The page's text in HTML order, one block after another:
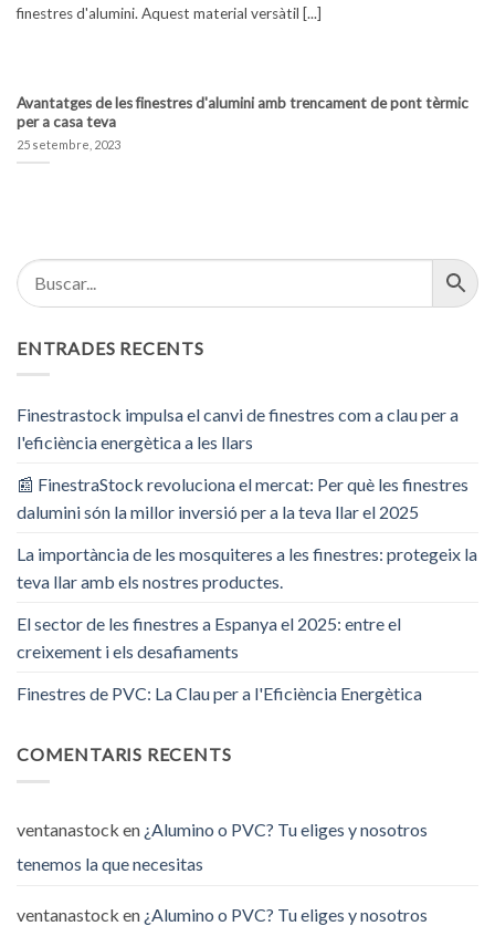
finestres d'alumini. Aquest material versàtil [...]
Avantatges de les finestres d'alumini amb trencament de pont tèrmic
per a casa teva
25 setembre, 2023
ENTRADES RECENTS
Finestrastock impulsa el canvi de finestres com a clau per a
l'eficiència energètica a les llars
📰 FinestraStock revoluciona el mercat: Per què les finestres
dalumini són la millor inversió per a la teva llar el 2025
La importància de les mosquiteres a les finestres: protegeix la
teva llar amb els nostres productes.
El sector de les finestres a Espanya el 2025: entre el
creixement i els desafiaments
Finestres de PVC: La Clau per a l'Eficiència Energètica
COMENTARIS RECENTS
ventanastock en ¿Alumino o PVC? Tu eliges y nosotros
tenemos la que necesitas
ventanastock en ¿Alumino o PVC? Tu eliges y nosotros